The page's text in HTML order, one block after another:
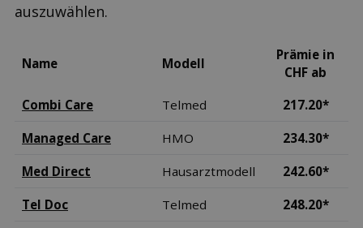
auszuwählen.
Name Modell
Prämie in
CHF ab
Combi Care
Telmed 217.20*
Managed Care HMO 234.30*
Med Direct Hausarztmodell 242.60*
Tel Doc Telmed 248.20*